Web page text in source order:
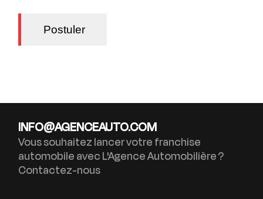
INFO@AGENCEAUTO.COM
Vous souhaitez lancer votre franchise
automobile avec L'Agence Automobilière ?
Contactez-nous